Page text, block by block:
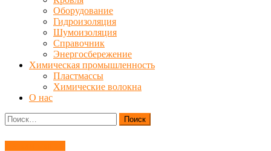
Оборудование
Гидроизоляция
Шумоизоляция
Справочник
Энергосбережение
Химическая промышленность
Пластмассы
Химические волокна
О нас
Найти: